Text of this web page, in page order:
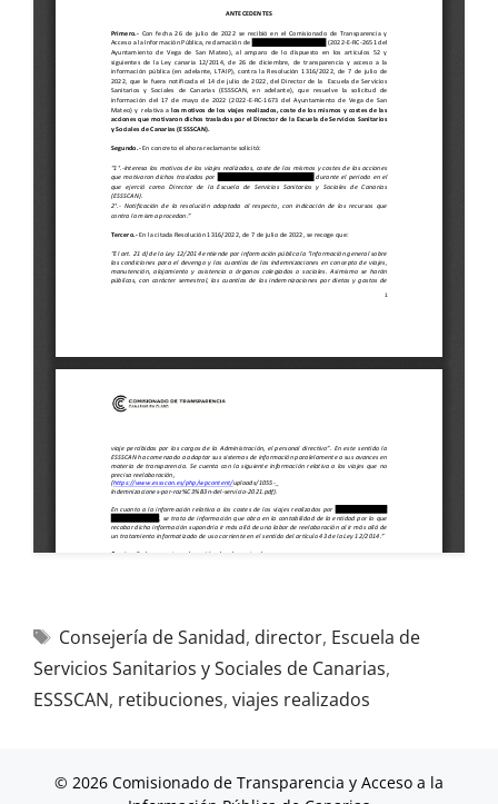
Consejería de Sanidad, director, Escuela de
Servicios Sanitarios y Sociales de Canarias,
ESSSCAN, retibuciones, viajes realizados
© 2026 Comisionado de Transparencia y Acceso a la